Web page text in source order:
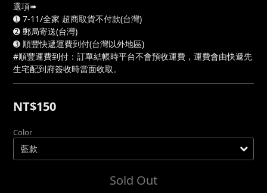
選項➠
➊ 7-11/全家 超商取貨不付款(台灣)
➋ 郵局寄送(台灣)
➌ 順豐快遞運費到付(台灣以外地區)
#順豐運費到付：訂單結帳時平台不會預收運費，運費會由快遞先
生宅配到府簽收時當面收取。
NT$150
Color
Sold Out